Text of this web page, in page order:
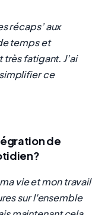
récaps’ aux
temps et
fatigant. J’ai
ce
de
vie et mon travail
sur l'ensemble